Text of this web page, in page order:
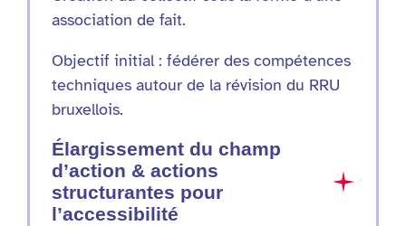
association de fait.
Objectif initial : fédérer des compétences
techniques autour de la révision du RRU
bruxellois.
Élargissement du champ
d’action & actions
structurantes pour
l’accessibilité